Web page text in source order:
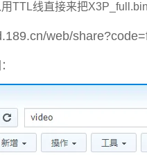
用TTL线直接来把
web/